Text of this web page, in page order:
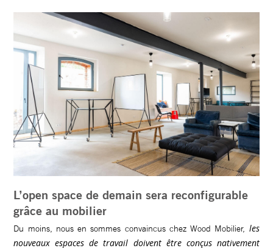
L’open space de demain sera reconfigurable
grâce au mobilier
Du moins, nous en sommes convaincus chez Wood Mobilier, les
nouveaux espaces de travail doivent être conçus nativement